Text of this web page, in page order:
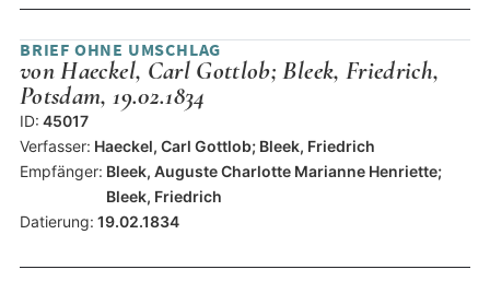
BRIEF OHNE UMSCHLAG
von Haeckel, Carl Gottlob; Bleek, Friedrich,
Potsdam, 19.02.1834
ID: 45017
Verfasser: Haeckel, Carl Gottlob; Bleek, Friedrich
Empfänger: Bleek, Auguste Charlotte Marianne Henriette;
Bleek, Friedrich
Datierung: 19.02.1834